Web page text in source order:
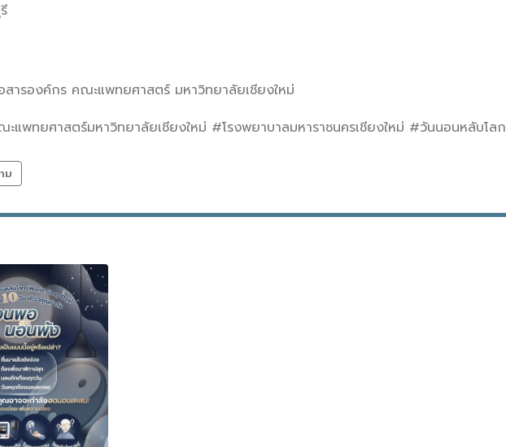
ารองค์กร คณะแพทยศาสตร์ มหาวิทยาลัยเชียงใหม่
แพทยศาสตร์มหาวิทยาลัยเชียงใหม่ #โรงพยาบาลมหาราชนครเชียงใหม่ #วันนอนหลับโลก
ม